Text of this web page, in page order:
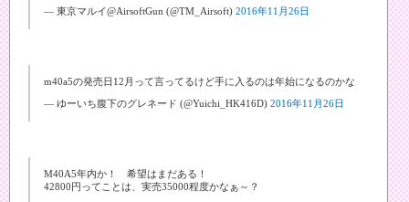
— 東京マルイ@AirsoftGun (@TM_Airsoft) 2016年11月26日
m40a5の発売日12月って言ってるけど手に入るのは年始になるのかな
— ゆーいち腹下のグレネード (@Yuichi_HK416D) 2016年11月26日
M40A5年内か！ 希望はまだある！
42800円ってことは、実売35000程度かなぁ～？